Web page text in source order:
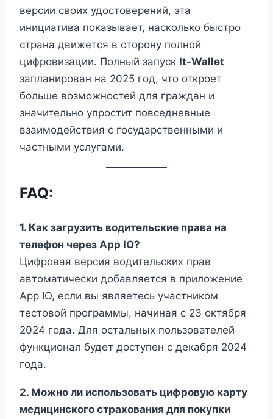
версии своих удостоверений, эта
инициатива показывает, насколько быстро
страна движется в сторону полной
цифровизации. Полный запуск It-Wallet
запланирован на 2025 год, что откроет
больше возможностей для граждан и
значительно упростит повседневные
взаимодействия с государственными и
частными услугами.
FAQ:
1. Как загрузить водительские права на
телефон через App IO?
Цифровая версия водительских прав
автоматически добавляется в приложение
App IO, если вы являетесь участником
тестовой программы, начиная с 23 октября
2024 года. Для остальных пользователей
функционал будет доступен с декабря 2024
года.
2. Можно ли использовать цифровую карту
медицинского страхования для покупки